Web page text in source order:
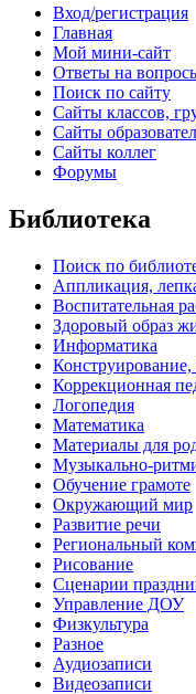
Вход/регистрация
Главная
Мой мини-сайт
Ответы на
Поиск по сайту
Сайты классов,
Сайты
Сайты коллег
Форумы
Библиотека
Поиск по
Аппликация,
Воспитательная
Здоровый образ
Информатика
Конструирование,
Коррекционная
Логопедия
Математика
Материалы для
Музыкально-
Обучение грамоте
Окружающий мир
Развитие речи
Региональный
Рисование
Сценарии
Управление ДОУ
Физкультура
Разное
Аудиозаписи
Видеозаписи